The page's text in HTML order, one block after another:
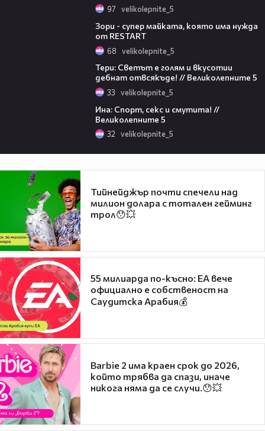
97 velikolepnite_5
Зори - супер майката, която има нужда
от RESTART
68 velikolepnite_5
Тери: Светът е голям и вкусотии
дебнат отвсякъде! // Великолепните 5
33 velikolepnite_5
Ина: Спорт, секс и смутита! //
Великолепните 5
32 velikolepnite_5
Тийнейджър почти спечели над
милион долара с тотален гейминг
трол😯💥
55 милиарда по-късно: EA вече
официално е собственост на
Саудитска Арабия💰
Barbie 2 има краен срок до 2026,
който трябва да спази, иначе
никога няма да се случи.😯💥